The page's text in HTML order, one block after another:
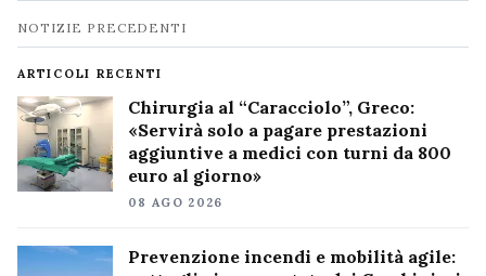
Navigazione
notizie
NOTIZIE PRECEDENTI
ARTICOLI RECENTI
Chirurgia al “Caracciolo”, Greco:
«Servirà solo a pagare prestazioni
aggiuntive a medici con turni da 800
euro al giorno»
08 AGO 2026
Prevenzione incendi e mobilità agile: